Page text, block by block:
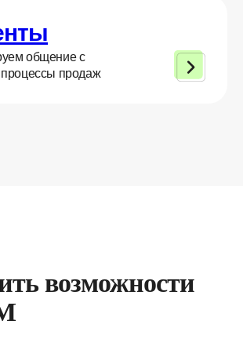
общение с
продаж
возможности